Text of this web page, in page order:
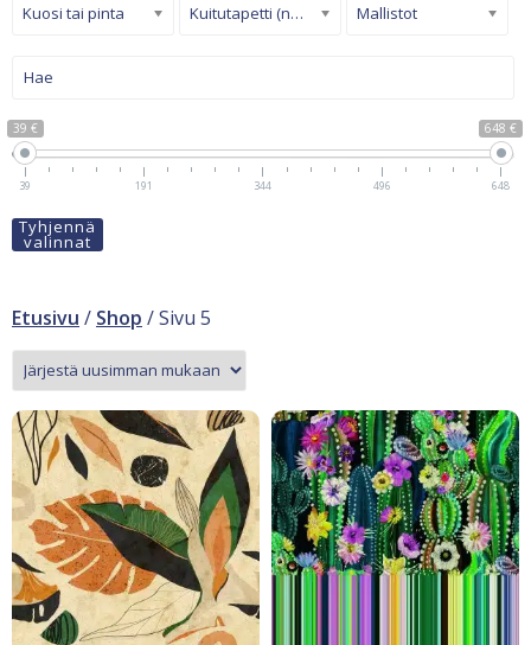
39 € 648 €
39 191 344 496 648
Kuosi tai pinta Kuitutapetti (non-woven) Mallistot
Tyhjennä
valinnat
Etusivu / Shop / Sivu 5